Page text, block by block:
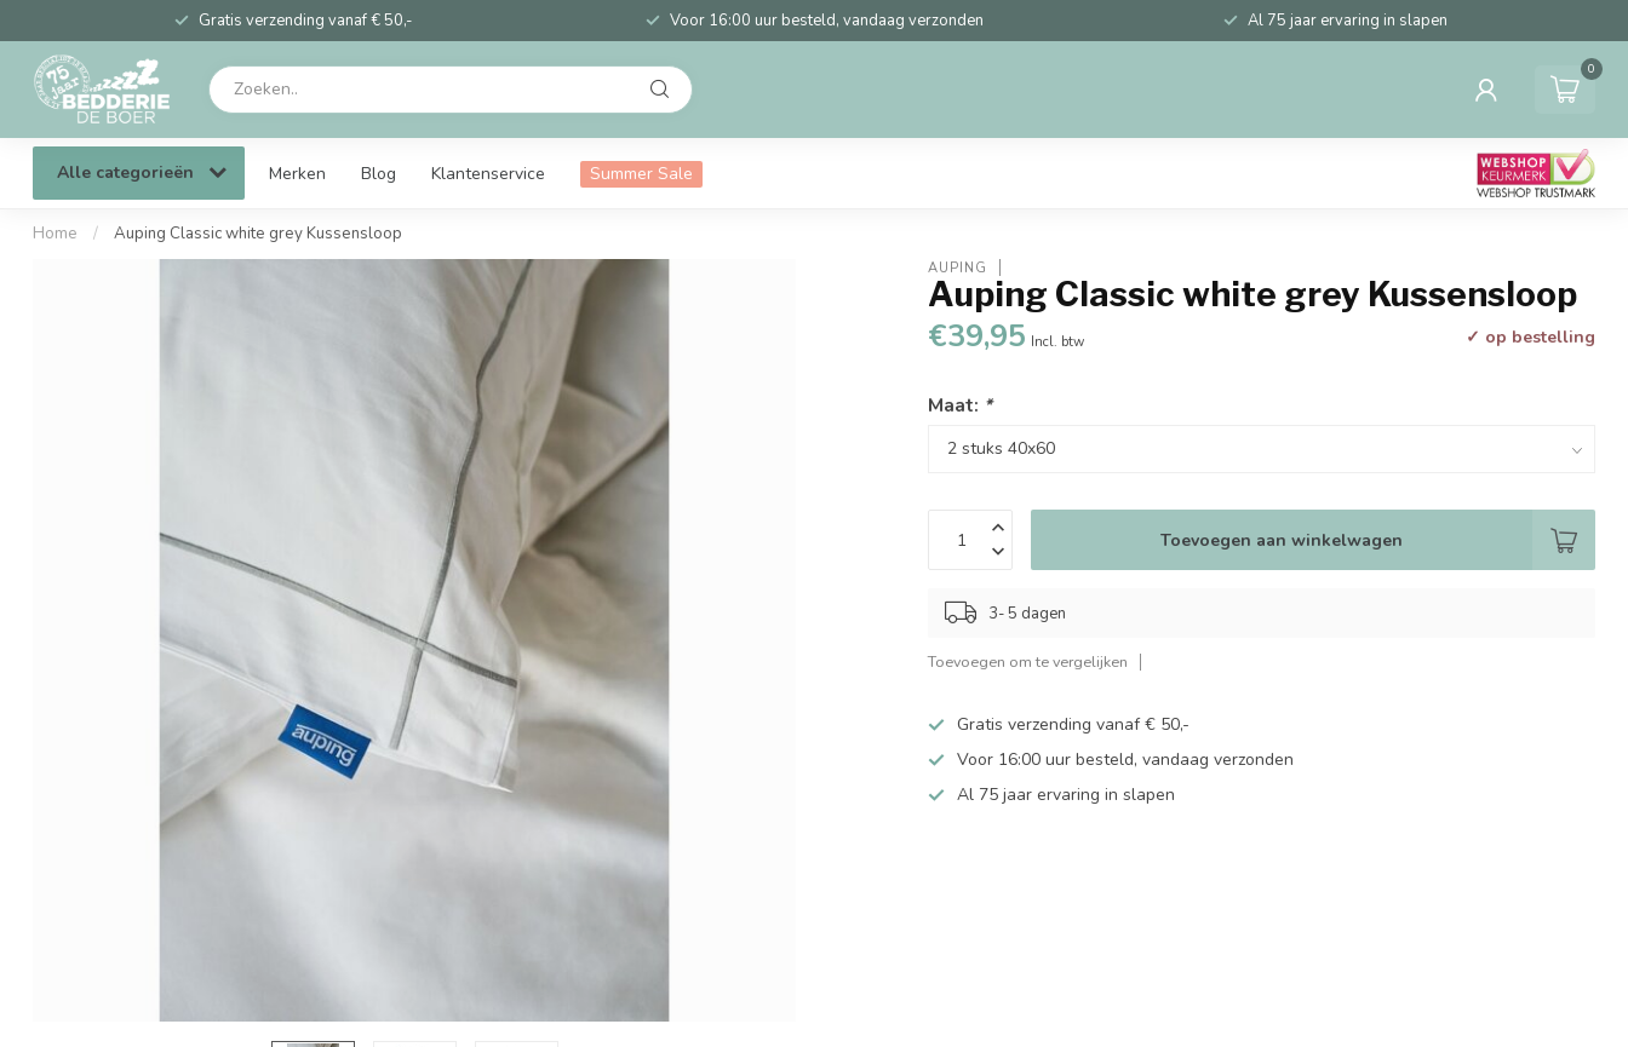
Gratis verzending vanaf € 50,- Voor 16:00 uur besteld, vandaag verzonden Al 75 jaar ervaring in slapen
0
Alle categorieën Merken Blog Klantenservice Summer Sale
Home / Auping Classic white grey Kussensloop
AUPING
Auping Classic white grey Kussensloop
€39,95 Incl. btw ✓ op bestelling
Maat: *
Toevoegen aan winkelwagen
3- 5 dagen
Toevoegen om te vergelijken
Gratis verzending vanaf € 50,-
Voor 16:00 uur besteld, vandaag verzonden
Al 75 jaar ervaring in slapen